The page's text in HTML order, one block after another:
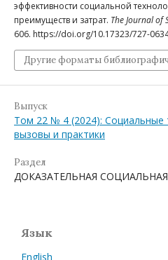
эффективности социальной
преимуществ и затрат. The Journal of
606. https://doi.org/10.17323/727-
Другие форматы
Выпуск
Том 22 № 4 (2024): Социальные
вызовы и практики
Раздел
ДОКАЗАТЕЛЬНАЯ
Язык
English